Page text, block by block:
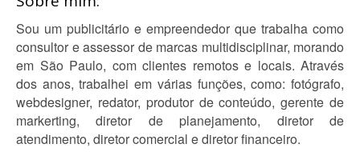
Sou um publicitário e empreendedor que trabalha como
consultor e assessor de marcas multidisciplinar, morando
em São Paulo, com clientes remotos e locais. Através
dos anos, trabalhei em várias funções, como: fotógrafo,
webdesigner, redator, produtor de conteúdo, gerente de
markerting, diretor de planejamento, diretor de
atendimento, diretor comercial e diretor financeiro.